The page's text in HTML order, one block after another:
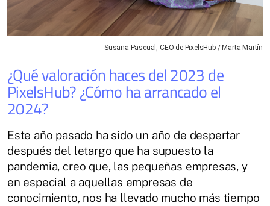
Susana Pascual, CEO de PixelsHub / Marta Martín
¿Qué valoración haces del 2023 de
PixelsHub? ¿Cómo ha arrancado el
2024?
Este año pasado ha sido un año de despertar
después del letargo que ha supuesto la
pandemia, creo que, las pequeñas empresas, y
en especial a aquellas empresas de
conocimiento, nos ha llevado mucho más tiempo